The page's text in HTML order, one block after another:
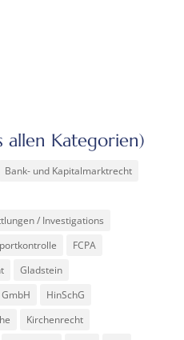
allen Kategorien)
Bank- und Kapitalmarktrecht
/ Investigations
FCPA
Gladstein
GmbH
HinSchG
Kirchenrecht